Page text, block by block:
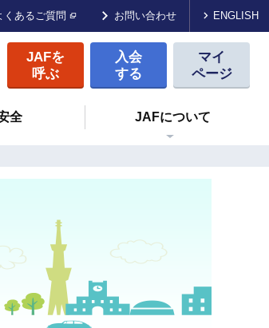
くあるご質問 お問い合わせ ENGLISH
JAFを
呼ぶ
入会
する
マイ
ページ
全 JAFについて